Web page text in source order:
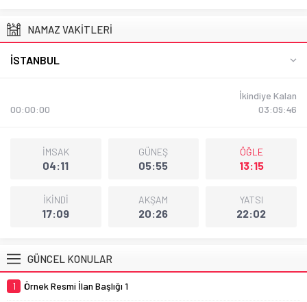
NAMAZ VAKİTLERİ
İSTANBUL
00:00:00
İkindiye Kalan
03:09:45
İMSAK
04:11
GÜNEŞ
05:55
ÖĞLE
13:15
İKİNDİ
17:09
AKŞAM
20:26
YATSI
22:02
GÜNCEL KONULAR
1 Örnek Resmi İlan Başlığı 1